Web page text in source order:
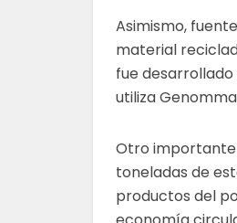
Asimismo,
material
fue
utiliza
Otro importante
toneladas de
productos del